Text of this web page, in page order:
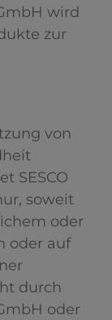
wird
zur
von
SESCO
soweit
oder
oder auf
durch
oder